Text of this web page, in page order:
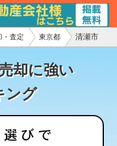
・査定 東京都 清瀬市
却に強い
ング